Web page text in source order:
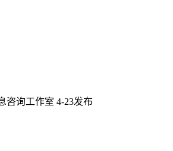
咨询工作室 4-23发布